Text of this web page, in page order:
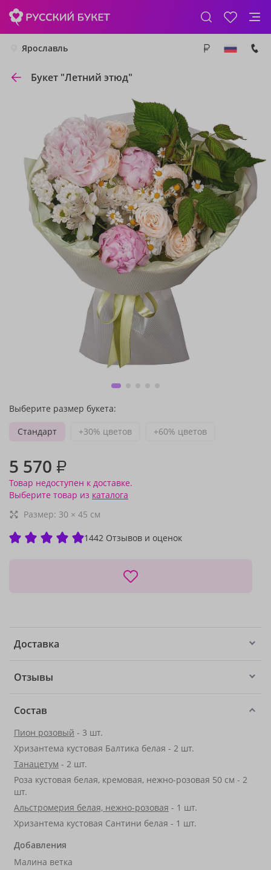
Ярославль
Букет "Летний этюд"
Выберите размер букета:
Стандарт
+30% цветов +60% цветов
5 570 ₽
Товар недоступен к доставке.
Выберите товар из каталога
Размер: 30 × 45 см
1442 Отзывов и оценок
Доставка
Отзывы
Состав
Пион розовый - 3 шт.
Хризантема кустовая Балтика белая - 2 шт.
Танацетум - 2 шт.
Роза кустовая белая, кремовая, нежно-розовая 50 см - 2
шт.
Альстромерия белая, нежно-розовая - 1 шт.
Хризантема кустовая Сантини белая - 1 шт.
Добавления
Малина ветка